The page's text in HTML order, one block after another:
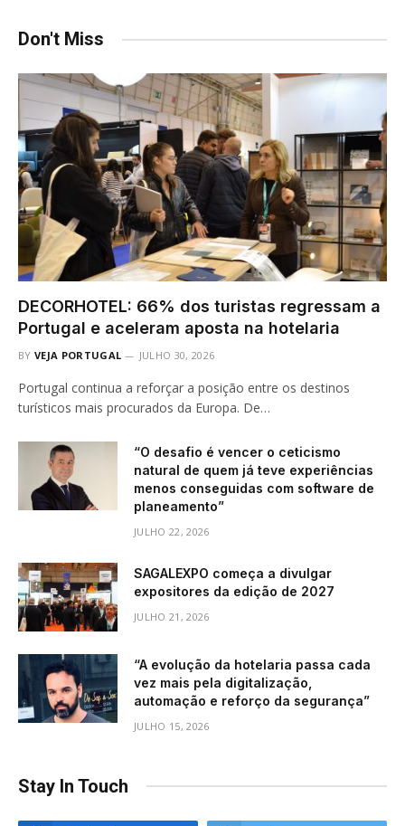
Don't Miss
DECORHOTEL: 66% dos turistas regressam a
Portugal e aceleram aposta na hotelaria
BY VEJA PORTUGAL JULHO 30, 2026
Portugal continua a reforçar a posição entre os destinos
turísticos mais procurados da Europa. De…
“O desafio é vencer o ceticismo
natural de quem já teve experiências
menos conseguidas com software de
planeamento”
JULHO 22, 2026
SAGALEXPO começa a divulgar
expositores da edição de 2027
JULHO 21, 2026
“A evolução da hotelaria passa cada
vez mais pela digitalização,
automação e reforço da segurança”
JULHO 15, 2026
Stay In Touch